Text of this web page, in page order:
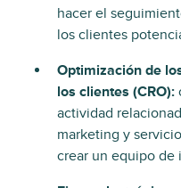
hacer el
los clientes
Optimización de
los clientes (CRO):
actividad
marketing y
crear un equipo de